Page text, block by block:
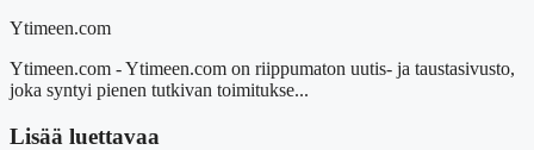
Ytimeen.com
Ytimeen.com - Ytimeen.com on riippumaton uutis- ja taustasivusto,
joka syntyi pienen tutkivan toimitukse...
Lisää luettavaa